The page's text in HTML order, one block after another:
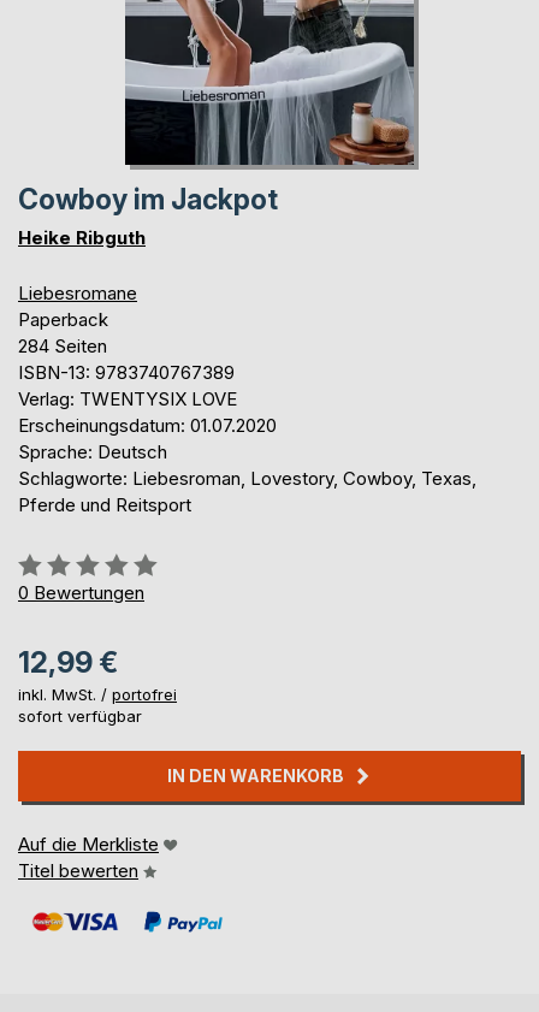
Cowboy im Jackpot
Heike Ribguth
Liebesromane
Paperback
284 Seiten
ISBN-13: 9783740767389
Verlag: TWENTYSIX LOVE
Erscheinungsdatum: 01.07.2020
Sprache: Deutsch
Schlagworte: Liebesroman, Lovestory, Cowboy, Texas,
Pferde und Reitsport
Bewertung::
0%
0 Bewertungen
12,99 €
inkl. MwSt. / portofrei
sofort verfügbar
IN DEN WARENKORB
Auf die Merkliste
Titel bewerten